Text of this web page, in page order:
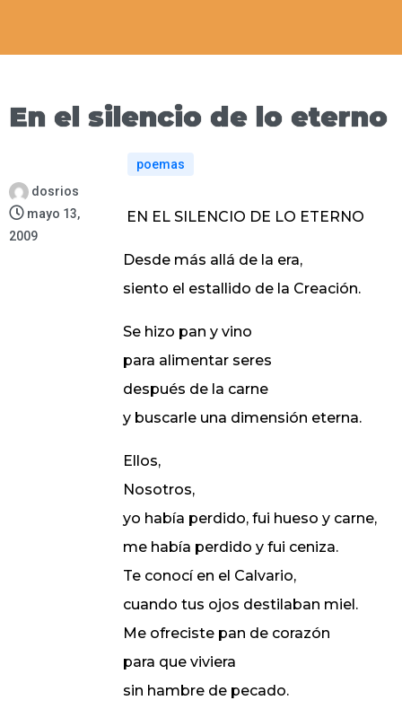
En el silencio de lo eterno
dosrios
mayo 13,
2009
poemas
EN EL SILENCIO DE LO ETERNO
Desde más allá de la era,
siento el estallido de la Creación.
Se hizo pan y vino
para alimentar seres
después de la carne
y buscarle una dimensión eterna.
Ellos,
Nosotros,
yo había perdido, fui hueso y carne,
me había perdido y fui ceniza.
Te conocí en el Calvario,
cuando tus ojos destilaban miel.
Me ofreciste pan de corazón
para que viviera
sin hambre de pecado.